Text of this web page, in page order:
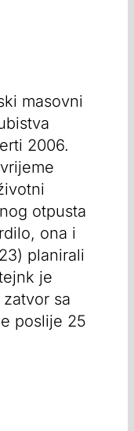
masovni
2006.
otpusta
ona i
planirali
je
sa
poslije 25